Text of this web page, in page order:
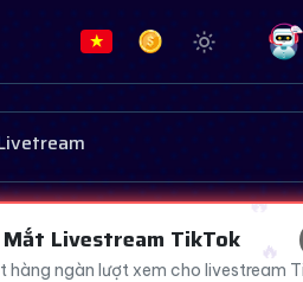
Mắt Livestream TikTok
hàng ngàn lượt xem cho livestream
🔥
😍
😂